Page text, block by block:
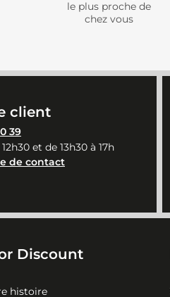
le plus proche de
chez vous
client
39
et de 13h30 à 17h
de contact
Discount
histoire